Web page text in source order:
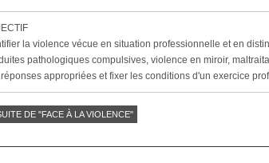
la violence vécue en situation professionnelle et en
pathologiques compulsives, violence en miroir,
appropriées et fixer les conditions d'un exercice
DE "FACE À LA VIOLENCE"